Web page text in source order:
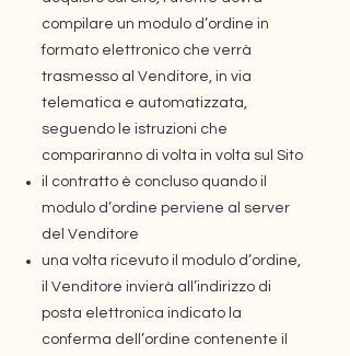
compilare un modulo d’ordine in
formato elettronico che verrà
trasmesso al Venditore, in via
telematica e automatizzata,
seguendo le istruzioni che
compariranno di volta in volta sul Sito
il contratto è concluso quando il
modulo d’ordine perviene al server
del Venditore
una volta ricevuto il modulo d’ordine,
il Venditore invierà all’indirizzo di
posta elettronica indicato la
conferma dell’ordine contenente il